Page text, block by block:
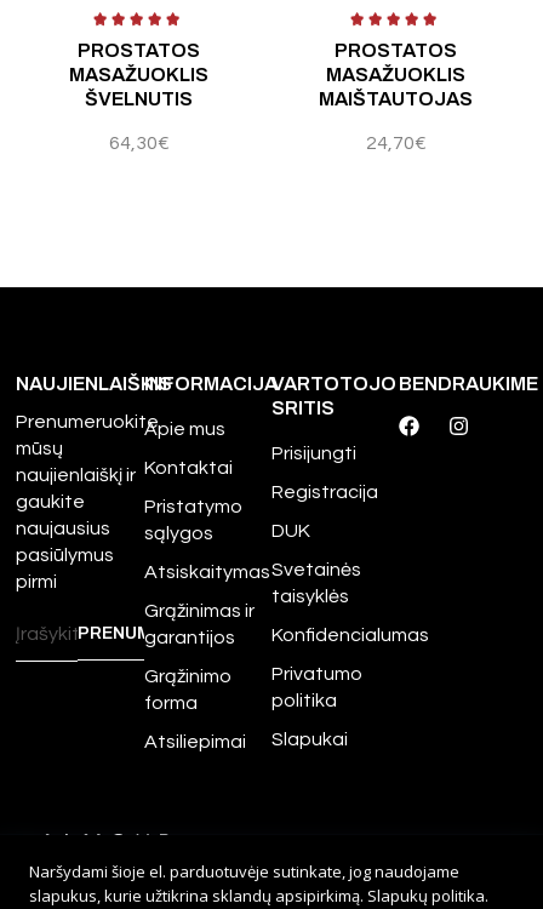
PROSTATOS
MASAŽUOKLIS
ŠVELNUTIS
64,30€
PROSTATOS
MASAŽUOKLIS
MAIŠTAUTOJAS
24,70€
NAUJIENLAIŠKIS
Prenumeruokite
mūsų
naujienlaiškį ir
gaukite
naujausius
pasiūlymus
pirmi
INFORMACIJA
Apie mus
Kontaktai
Pristatymo
sąlygos
Atsiskaitymas
Grąžinimas ir
garantijos
Grąžinimo
forma
Atsiliepimai
VARTOTOJO
SRITIS
Prisijungti
Registracija
DUK
Svetainės
taisyklės
Konfidencialumas
Privatumo
politika
Slapukai
BENDRAUKIME
teisės saugomos.
Naršydami šioje el. parduotuvėje sutinkate, jog naudojame
slapukus, kurie užtikrina sklandų apsipirkimą. Slapukų politika.